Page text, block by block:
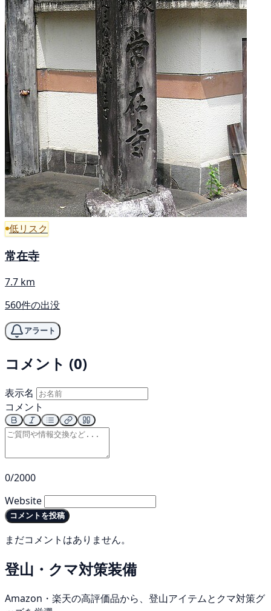
低リスク
常在寺
7.7 km
560件の出没
アラート
コメント (0)
表示名
コメント
0/2000
Website
コメントを投稿
まだコメントはありません。
登山・クマ対策装備
Amazon・楽天の高評価品から、登山アイテムとクマ対策グ